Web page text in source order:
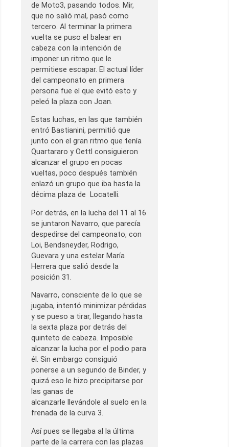
de Moto3, pasando todos. Mir,
que no salió mal, pasó como
tercero. Al terminar la primera
vuelta se puso el balear en
cabeza con la intención de
imponer un ritmo que le
permitiese escapar. El actual líder
del campeonato en primera
persona fue el que evitó esto y
peleó la plaza con Joan.
Estas luchas, en las que también
entró Bastianini, permitió que
junto con el gran ritmo que tenía
Quartararo y Oettl consiguieron
alcanzar el grupo en pocas
vueltas, poco después también
enlazó un grupo que iba hasta la
décima plaza de Locatelli.
Por detrás, en la lucha del 11 al 16
se juntaron Navarro, que parecía
despedirse del campeonato, con
Loi, Bendsneyder, Rodrigo,
Guevara y una estelar María
Herrera que salió desde la
posición 31.
Navarro, consciente de lo que se
jugaba, intentó minimizar pérdidas
y se pueso a tirar, llegando hasta
la sexta plaza por detrás del
quinteto de cabeza. Imposible
alcanzar la lucha por el podio para
él. Sin embargo consiguió
ponerse a un segundo de Binder, y
quizá eso le hizo precipitarse por
las ganas de
alcanzarle llevándole al suelo en la
frenada de la curva 3.
Así pues se llegaba al la última
parte de la carrera con las plazas